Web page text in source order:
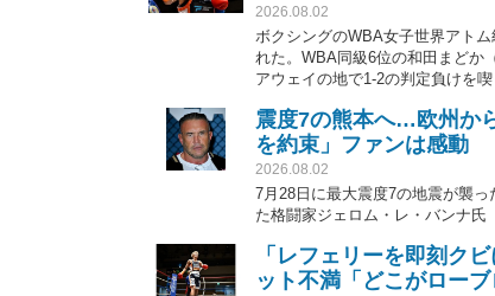
2026.08.02
ボクシングのWBA女子世界アト
れた。WBA同級6位の和田まどか
アウェイの地で1-2の判定負けを
震度7の熊本へ…欧州か
を約束」ファンは感動
2026.08.02
7月28日に最大震度7の地震が襲っ
た格闘家ジェロム・レ・バンナ氏
「レフェリーを即刻ク
ット不満「どこがローブ